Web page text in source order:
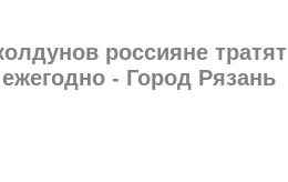
россияне тратят
- Город Рязань